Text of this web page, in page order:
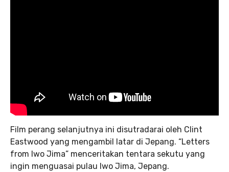
Film perang selanjutnya ini disutradarai oleh Clint
Eastwood yang mengambil latar di Jepang. “Letters
from Iwo Jima” menceritakan tentara sekutu yang
ingin menguasai pulau Iwo Jima, Jepang.